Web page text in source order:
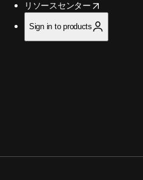
リソースセンター
opens in new tab/window
Sign in to products